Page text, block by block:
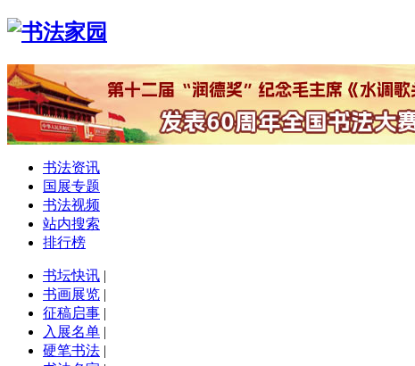
书法资讯
国展专题
书法视频
站内搜索
排行榜
书坛快讯 |
书画展览 |
征稿启事 |
入展名单 |
硬笔书法 |